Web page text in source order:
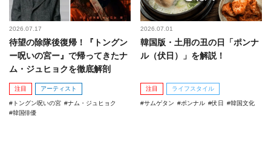
2026.07.17
待望の除隊後復帰！『トングン
ー呪いの宮ー』で帰ってきたナ
ム・ジュヒョクを徹底解剖
注目 アーティスト
トングン呪いの宮
ナム・ジュヒョク
韓国俳優
2026.07.01
韓国版・土用の丑の日「ポンナ
ル（伏日）」を解説！
注目 ライフスタイル
サムゲタン ポンナル 伏日 韓国文化